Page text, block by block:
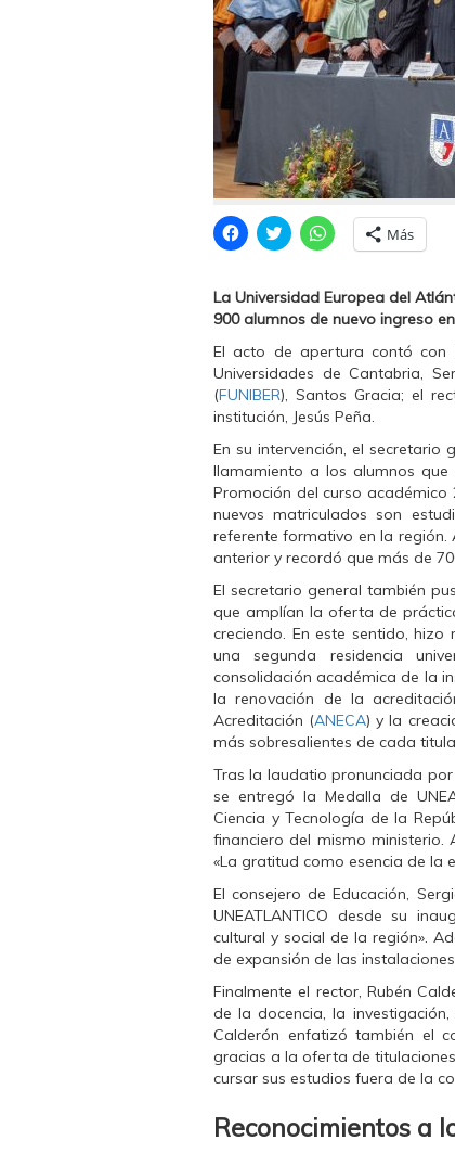
H
a
i
c
p
r
a
c
o
m
p
r
t
r
e
n
F
a
c
b
o
o
k
e
a
b
r
e
e
u
n
a
v
e
n
t
n
a
n
u
e
v
)
H
a
i
c
p
r
a
c
o
m
p
r
t
r
e
n
T
w
i
t
e
(
S
e
a
b
r
e
e
n
n
a
v
e
n
a
a
n
u
e
v
a
H
a
l
i
c
p
r
a
c
o
m
p
a
r
t
r
e
n
W
h
a
s
A
p
p
(
S
e
a
b
r
e
e
u
n
a
v
e
n
t
n
u
e
v
)
Más
La Universidad Europea del
900 alumnos de nuevo ingreso
El acto de apertura contó con
Universidades de Cantabria,
(FUNIBER), Santos Gracia; el
institución, Jesús Peña.
En su intervención, el
llamamiento a los alumnos
Promoción del curso académico
nuevos matriculados son
referente formativo en la región.
anterior y recordó que más de
El secretario general también
que amplían la oferta de
creciendo. En este sentido,
una segunda residencia
consolidación académica de la
la renovación de la
Acreditación (ANECA) y la
más sobresalientes de cada
Tras la laudatio pronunciada
se entregó la Medalla de
Ciencia y Tecnología de la
financiero del mismo ministerio.
«La gratitud como esencia de la
El consejero de Educación,
UNEATLANTICO desde su
cultural y social de la región».
de expansión de las
Finalmente el rector, Rubén
de la docencia, la
Calderón enfatizó también el
gracias a la oferta de
cursar sus estudios fuera de la
Reconocimientos a